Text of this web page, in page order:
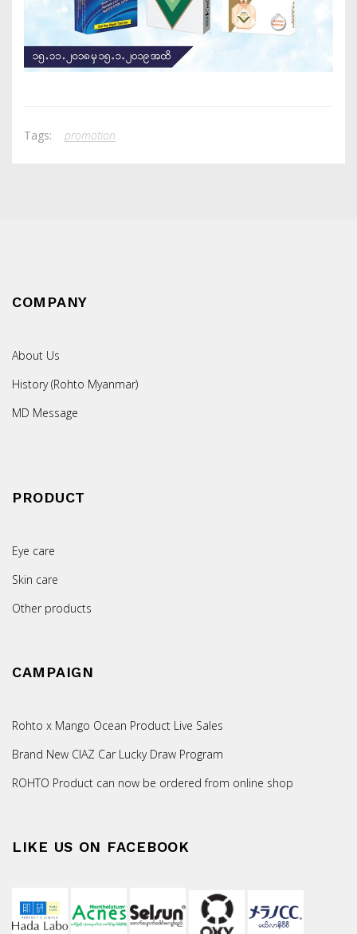
Tags: promotion
COMPANY
About Us
History (Rohto Myanmar)
MD Message
PRODUCT
Eye care
Skin care
Other products
CAMPAIGN
Rohto x Mango Ocean Product Live Sales
Brand New CIAZ Car Lucky Draw Program
ROHTO Product can now be ordered from online shop
LIKE US ON FACEBOOK